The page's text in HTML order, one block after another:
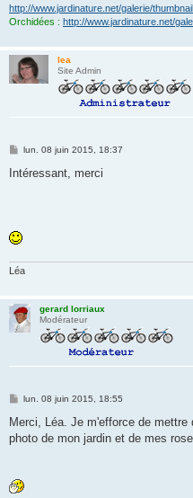
http://www.jardinature.net/galerie/
Orchidées : http://www.jardinature.net/
lea
Site Admin
M
s
lun. 08 juin 2015, 18:37
Intéressant, merci
Léa
gerard lorriaux
Modérateur
M
s
a
lun. 08 juin 2015, 18:55
Merci, Léa. Je m'efforce de
photo de mon jardin et de mes